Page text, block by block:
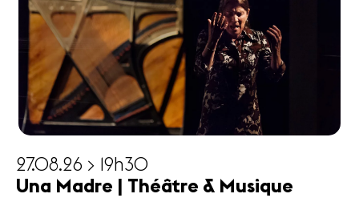
27.08.26 > 19h30
Una Madre | Théâtre & Musique